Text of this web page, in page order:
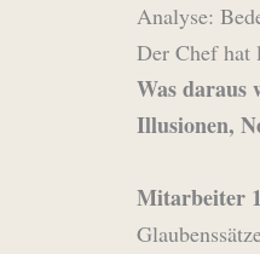
Analyse:
Der Chef hat
Was daraus
Illusionen,
Mitarbeiter 1